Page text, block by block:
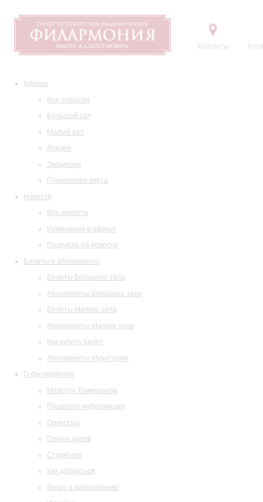
Контакты
Афиша
Все события
Большой зал
Малый зал
Лекции
Экскурсии
Пушкинская карта
Новости
Все новости
Изменения в афише
Подписка на новости
Билеты и абонементы
Билеты Большого зала
Абонементы Большого зала
Билеты Малого зала
Абонементы Малого зала
Как купить билет
Абонементы Музитория
О филармонии
Маэстро Темирканов
Правовая информация
Оркестры
Планы залов
Структура
Как добраться
Визит в филармонию